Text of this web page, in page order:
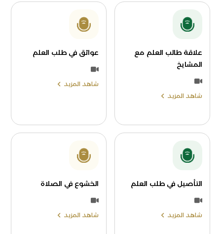
علاقة طالب العلم مع
المشايخ
شاهد المزيد
عوائق في طلب العلم
شاهد المزيد
التأصيل في طلب العلم
شاهد المزيد
الخشوع في الصلاة
شاهد المزيد